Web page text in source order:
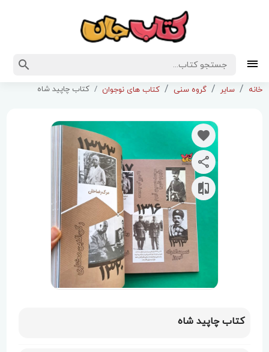
خانه سایر گروه سنی کتاب های نوجوان کتاب چاپید شاه
کتاب چاپید شاه